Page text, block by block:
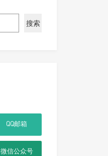
搜索
QQ邮箱
微信公众号